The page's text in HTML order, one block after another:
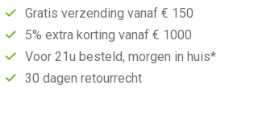
Gratis verzending vanaf € 150
5% extra korting vanaf € 1000
Voor 21u besteld, morgen in huis*
30 dagen retourrecht